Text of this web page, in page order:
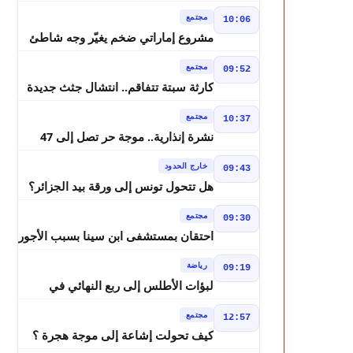
10:06 مجتمع
مشروع إماراتي ضخم يغيّر وجه شاطئ
في شتنبر
09:52 مجتمع
كارثة سبتة تتفاقم.. انتشال جثث جديدة
10:37 مجتمع
نشرة إنذارية.. موجة حر تصل إلى 47
09:43 خارج الحدود
هل تتحول تونس إلى ورقة بيد الجزائر؟
في المغرب العربي
09:30 مجتمع
احتقان بمستشفى ابن سينا بسبب الأجور
09:19 رياضة
لبؤات الأطلس إلى ربع النهائي في
12:57 مجتمع
كيف تحولت إشاعة إلى موجة هجرة ؟